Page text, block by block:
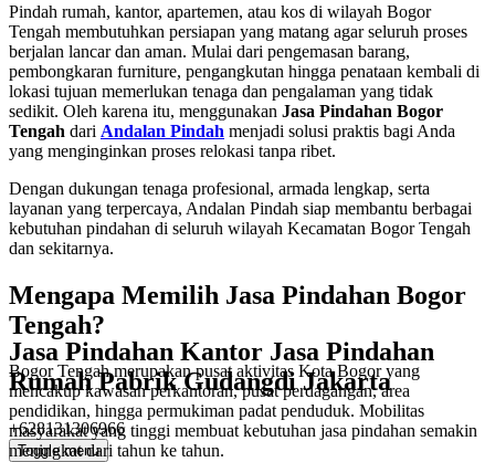
Jasa Pindahan Kantor Jasa Pindahan
Rumah Pabrik Gudangdi Jakarta
+628131306966
Toggle menu
Pindah rumah, kantor, apartemen, atau kos di wilayah Bogor
Tengah membutuhkan persiapan yang matang agar seluruh proses
berjalan lancar dan aman. Mulai dari pengemasan barang,
pembongkaran furniture, pengangkutan hingga penataan kembali di
lokasi tujuan memerlukan tenaga dan pengalaman yang tidak
sedikit. Oleh karena itu, menggunakan Jasa Pindahan Bogor
Tengah dari Andalan Pindah menjadi solusi praktis bagi Anda
yang menginginkan proses relokasi tanpa ribet.
Dengan dukungan tenaga profesional, armada lengkap, serta
layanan yang terpercaya, Andalan Pindah siap membantu berbagai
kebutuhan pindahan di seluruh wilayah Kecamatan Bogor Tengah
dan sekitarnya.
Mengapa Memilih Jasa Pindahan Bogor
Tengah?
Bogor Tengah merupakan pusat aktivitas Kota Bogor yang
mencakup kawasan perkantoran, pusat perdagangan, area
pendidikan, hingga permukiman padat penduduk. Mobilitas
masyarakat yang tinggi membuat kebutuhan jasa pindahan semakin
meningkat dari tahun ke tahun.